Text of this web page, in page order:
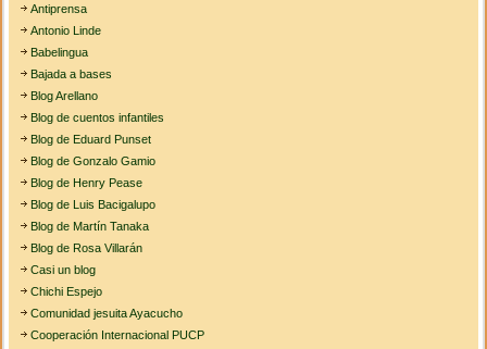
Antiprensa
Antonio Linde
Babelingua
Bajada a bases
Blog Arellano
Blog de cuentos infantiles
Blog de Eduard Punset
Blog de Gonzalo Gamio
Blog de Henry Pease
Blog de Luis Bacigalupo
Blog de Martín Tanaka
Blog de Rosa Villarán
Casi un blog
Chichi Espejo
Comunidad jesuita Ayacucho
Cooperación Internacional PUCP